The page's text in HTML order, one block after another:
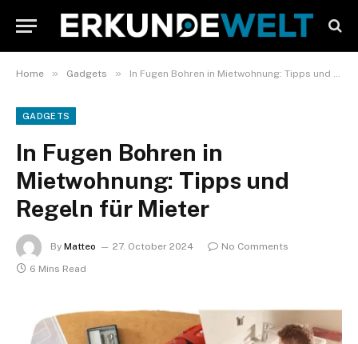
Home » Gadgets » In Fugen Bohren in Mietwohnung: Tipps und Regeln für Mieter
GADGETS
In Fugen Bohren in
Mietwohnung: Tipps und
Regeln für Mieter
By Matteo 27. October 2024
No Comments
6 Mins Read